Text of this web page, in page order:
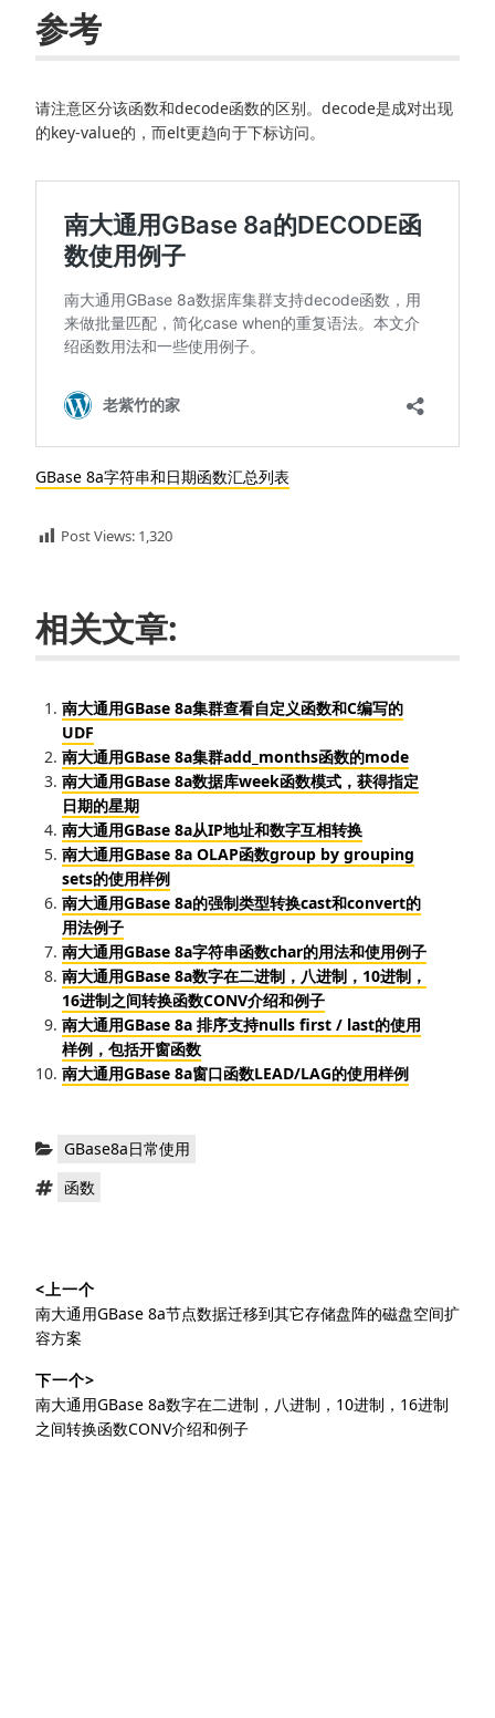
参考
请注意区分该函数和decode函数的区别。decode是成对出现
的key-value的，而elt更趋向于下标访问。
GBase 8a字符串和日期函数汇总列表
Post Views: 1,320
相关文章:
南大通用GBase 8a集群查看自定义函数和C编写的
UDF
南大通用GBase 8a集群add_months函数的mode
南大通用GBase 8a数据库week函数模式，获得指定
日期的星期
南大通用GBase 8a从IP地址和数字互相转换
南大通用GBase 8a OLAP函数group by grouping
sets的使用样例
南大通用GBase 8a的强制类型转换cast和convert的
用法例子
南大通用GBase 8a字符串函数char的用法和使用例子
南大通用GBase 8a数字在二进制，八进制，10进制，
16进制之间转换函数CONV介绍和例子
南大通用GBase 8a 排序支持nulls first / last的使用
样例，包括开窗函数
南大通用GBase 8a窗口函数LEAD/LAG的使用样例
分
GBase8a日常使用
标
函数
章
导
航
<上一个
上
篇
章：
南大通用GBase 8a节点数据迁移到其它存储盘阵的磁盘空间扩
容方案
下一个>
下
篇
南大通用GBase 8a数字在二进制，八进制，10进制，16进制
之间转换函数CONV介绍和例子